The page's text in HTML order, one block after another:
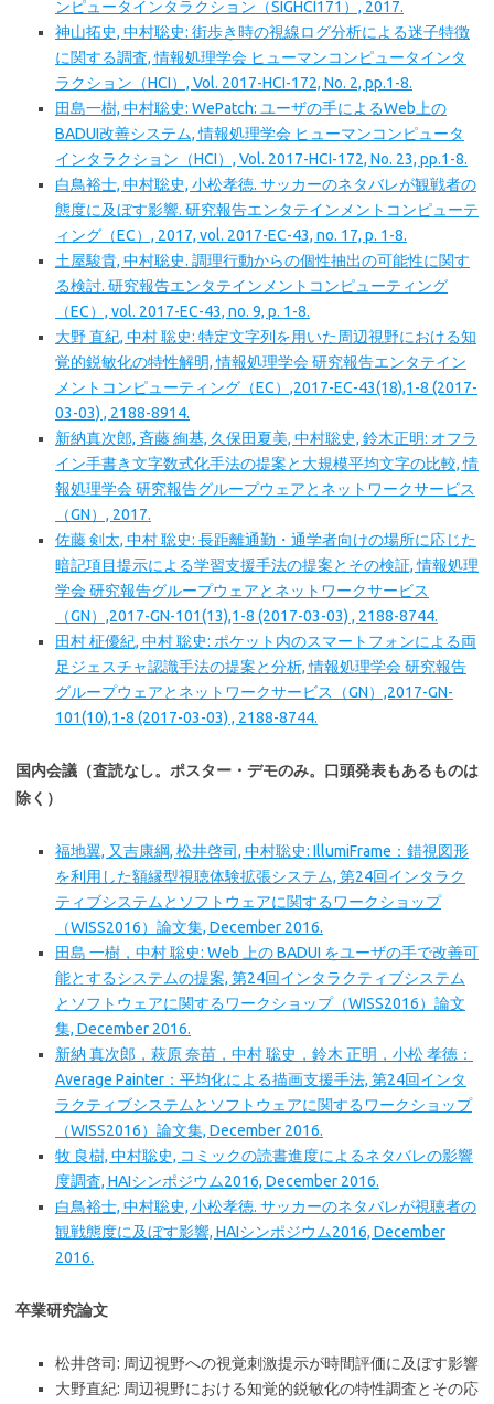
ンピュータインタラクション（SIGHCI171）, 2017.
神山拓史, 中村聡史: 街歩き時の視線ログ分析による迷子特徴
に関する調査, 情報処理学会 ヒューマンコンピュータインタ
ラクション（HCI）, Vol. 2017-HCI-172, No. 2, pp.1-8.
田島一樹, 中村聡史: WePatch: ユーザの手によるWeb上の
BADUI改善システム, 情報処理学会 ヒューマンコンピュータ
インタラクション（HCI）, Vol. 2017-HCI-172, No. 23, pp.1-8.
白鳥裕士, 中村聡史, 小松孝徳. サッカーのネタバレが観戦者の
態度に及ぼす影響. 研究報告エンタテインメントコンピューテ
ィング（EC）, 2017, vol. 2017-EC-43, no. 17, p. 1-8.
土屋駿貴, 中村聡史. 調理行動からの個性抽出の可能性に関す
る検討. 研究報告エンタテインメントコンピューティング
（EC）, vol. 2017-EC-43, no. 9, p. 1-8.
大野 直紀, 中村 聡史: 特定文字列を用いた周辺視野における知
覚的鋭敏化の特性解明, 情報処理学会 研究報告エンタテイン
メントコンピューティング（EC）,2017-EC-43(18),1-8 (2017-
03-03) , 2188-8914.
新納真次郎, 斉藤 絢基, 久保田夏美, 中村聡史, 鈴木正明: オフラ
イン手書き文字数式化手法の提案と大規模平均文字の比較, 情
報処理学会 研究報告グループウェアとネットワークサービス
（GN）, 2017.
佐藤 剣太, 中村 聡史: 長距離通勤・通学者向けの場所に応じた
暗記項目提示による学習支援手法の提案とその検証, 情報処理
学会 研究報告グループウェアとネットワークサービス
（GN）,2017-GN-101(13),1-8 (2017-03-03) , 2188-8744.
田村 柾優紀, 中村 聡史: ポケット内のスマートフォンによる両
足ジェスチャ認識手法の提案と分析, 情報処理学会 研究報告
グループウェアとネットワークサービス（GN）,2017-GN-
101(10),1-8 (2017-03-03) , 2188-8744.
国内会議（査読なし。ポスター・デモのみ。口頭発表もあるものは
除く）
福地翼, 又吉康綱, 松井啓司, 中村聡史: IllumiFrame：錯視図形
を利用した額縁型視聴体験拡張システム, 第24回インタラク
ティブシステムとソフトウェアに関するワークショップ
（WISS2016）論文集, December 2016.
田島 一樹，中村 聡史: Web 上の BADUI をユーザの手で改善可
能とするシステムの提案, 第24回インタラクティブシステム
とソフトウェアに関するワークショップ（WISS2016）論文
集, December 2016.
新納 真次郎，萩原 奈苗，中村 聡史，鈴木 正明，小松 孝徳：
Average Painter：平均化による描画支援手法, 第24回インタ
ラクティブシステムとソフトウェアに関するワークショップ
（WISS2016）論文集, December 2016.
牧 良樹, 中村聡史, コミックの読書進度によるネタバレの影響
度調査, HAIシンポジウム2016, December 2016.
白鳥裕士, 中村聡史, 小松孝徳. サッカーのネタバレが視聴者の
観戦態度に及ぼす影響, HAIシンポジウム2016, December
2016.
卒業研究論文
松井啓司: 周辺視野への視覚刺激提示が時間評価に及ぼす影響
大野直紀: 周辺視野における知覚的鋭敏化の特性調査とその応